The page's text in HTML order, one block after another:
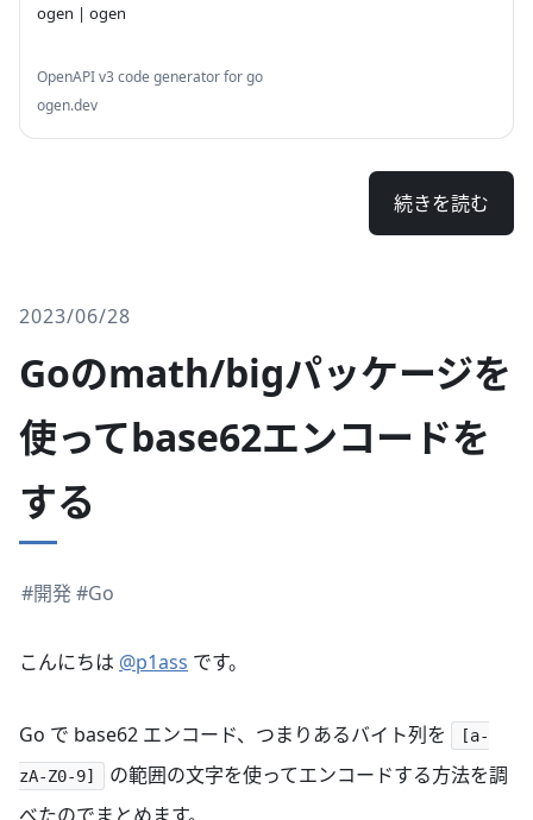
ogen | ogen
OpenAPI v3 code generator for go
ogen.dev
続きを読む
2023/06/28
Goのmath/bigパッケージを
使ってbase62エンコードを
する
#開発#Go
こんにちは @p1ass です。
Go で base62 エンコード、つまりあるバイト列を [a-
zA-Z0-9]
の範囲の文字を使ってエンコードする方法を調